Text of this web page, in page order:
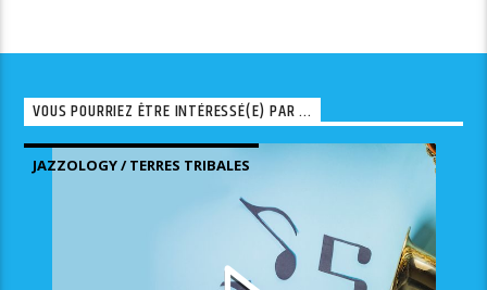
VOUS POURRIEZ ÊTRE INTÉRESSÉ(E) PAR ...
JAZZOLOGY / TERRES TRIBALES